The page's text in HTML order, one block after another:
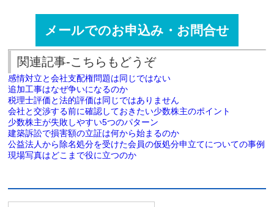
メールでのお申込み・お問合せ
関連記事-こちらもどうぞ
感情対立と会社支配権問題は同じではない
追加工事はなぜ争いになるのか
税理士評価と法的評価は同じではありません
会社と交渉する前に確認しておきたい少数株主のポイント
少数株主が失敗しやすい5つのパターン
建築訴訟で損害額の立証は何から始まるのか
公益法人から除名処分を受けた会員の仮処分申立てについての事例
現場写真はどこまで役に立つのか